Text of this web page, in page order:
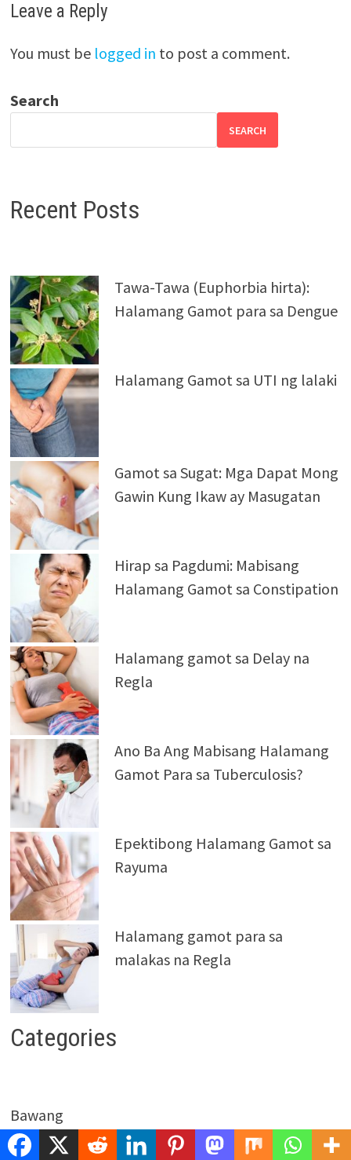
Leave a Reply
You must be logged in to post a comment.
Search
SEARCH
Recent Posts
Tawa-Tawa (Euphorbia hirta):
Halamang Gamot para sa Dengue
Halamang Gamot sa UTI ng lalaki
Gamot sa Sugat: Mga Dapat Mong
Gawin Kung Ikaw ay Masugatan
Hirap sa Pagdumi: Mabisang
Halamang Gamot sa Constipation
Halamang gamot sa Delay na
Regla
Ano Ba Ang Mabisang Halamang
Gamot Para sa Tuberculosis?
Epektibong Halamang Gamot sa
Rayuma
Halamang gamot para sa
malakas na Regla
Categories
Bawang
Body Odor